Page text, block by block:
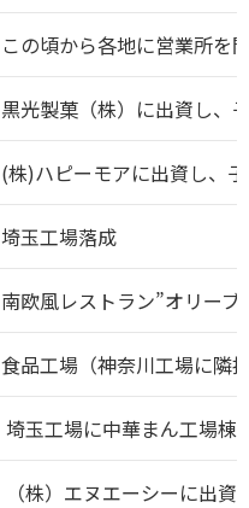
この頃から各地に営業所を
黒光製菓（株）に出資し、
(株)ハピーモアに出資し、
埼玉工場落成
南欧風レストラン”オリー
食品工場（神奈川工場に隣
埼玉工場に中華まん工場棟
（株）エヌエーシーに出